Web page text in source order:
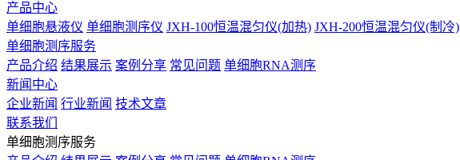
产品中心
单细胞悬液仪 单细胞测序仪 JXH-100恒温混匀仪(加热) JXH-200恒温混匀仪(制冷)
单细胞测序服务
产品介绍 结果展示 案例分享 常见问题 单细胞RNA测序
新闻中心
企业新闻 行业新闻 技术文章
联系我们
单细胞测序服务